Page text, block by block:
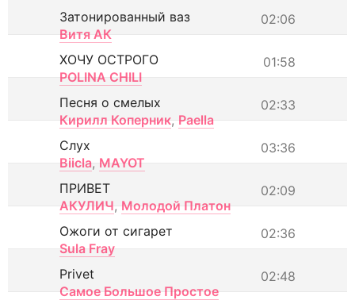
02:06
Затонированный ваз
Витя АК
01:58
ХОЧУ ОСТРОГО
POLINA CHILI
02:33
Песня о смелых
Кирилл Коперник, Paella
03:36
Слух
Biicla, MAYOT
02:09
ПРИВЕТ
АКУЛИЧ, Молодой Платон
02:36
Ожоги от сигарет
Sula Fray
02:48
Privet
Самое Большое Простое